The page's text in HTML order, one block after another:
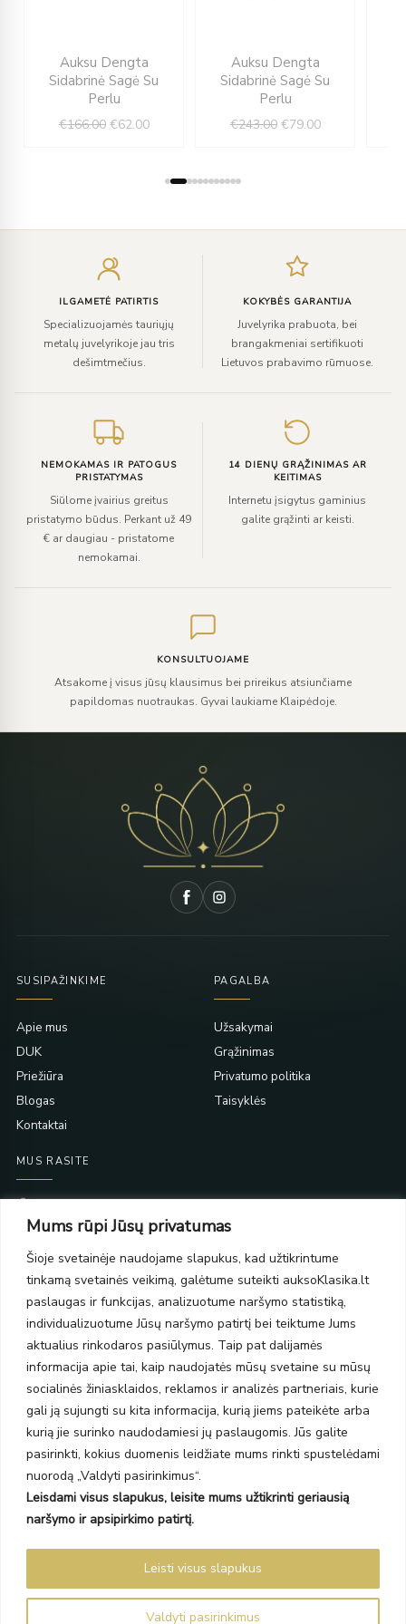
Mums rūpi Jūsų privatumas
Šioje svetainėje naudojame slapukus, kad užtikrintume
tinkamą svetainės veikimą, galėtume suteikti auksoKlasika.lt
paslaugas ir funkcijas, analizuotume naršymo statistiką,
individualizuotume Jūsų naršymo patirtį bei teiktume Jums
aktualius rinkodaros pasiūlymus. Taip pat dalijamės
informacija apie tai, kaip naudojatės mūsų svetaine su mūsų
socialinės žiniasklaidos, reklamos ir analizės partneriais, kurie
gali ją sujungti su kita informacija, kurią jiems pateikėte arba
kurią jie surinko naudodamiesi jų paslaugomis. Jūs galite
pasirinkti, kokius duomenis leidžiate mums rinkti spustelėdami
nuorodą „Valdyti pasirinkimus“.
Leisdami visus slapukus, leisite mums užtikrinti geriausią
naršymo ir apsipirkimo patirtį.
Valdyti pasirinkimus
Leisti visus slapukus
Auksu Dengta
Sidabrinė Sagė Su
Perlu
€166.00
price
was:
€166.00.
€62.00
is:
Auksu Dengta
Sidabrinė Sagė Su
Perlu
€243.00
price
was:
€243.00.
€79.00
is:
ILGAMETĖ PATIRTIS
Specializuojamės tauriųjų
metalų juvelyrikoje jau tris
dešimtmečius.
KOKYBĖS GARANTIJA
Juvelyrika prabuota, bei
brangakmeniai sertifikuoti
Lietuvos prabavimo rūmuose.
NEMOKAMAS IR PATOGUS
PRISTATYMAS
Siūlome įvairius greitus
pristatymo būdus. Perkant už 49
€ ar daugiau - pristatome
nemokamai.
14 DIENŲ GRĄŽINIMAS AR
KEITIMAS
Internetu įsigytus gaminius
galite grąžinti ar keisti.
KONSULTUOJAME
Atsakome į visus jūsų klausimus bei prireikus atsiunčiame
papildomas nuotraukas. Gyvai laukiame Klaipėdoje.
SUSIPAŽINKIME
Apie mus
DUK
Priežiūra
Blogas
Kontaktai
PAGALBA
Užsakymai
Grąžinimas
Privatumo politika
Taisyklės
MUS RASITE
PC Molas, Klaipėda
PC BIG 2, Klaipėda
Šilutės pl. 35
PC Banginis, Klaipėda
NAUJIENLAIŠKIS
Prenumeruokite ir gaukite pasiūlymus, naujienas bei riboto
leidimo kolekcijas.
SIŲSTI
Auksoklasika.lt © 2026 Visos teisės saugomos